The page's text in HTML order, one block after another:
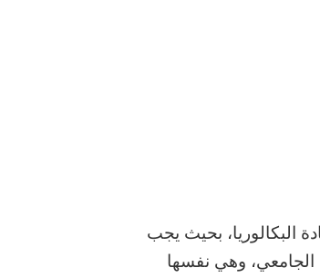
البكالوريا، بحيث يجب
الجامعي، وهي نفسها